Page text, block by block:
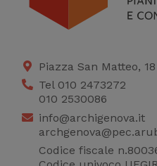
Piazza San Matteo,
Tel 010 2473272
010 2530086
info@archigenova.it
Codice fiscale